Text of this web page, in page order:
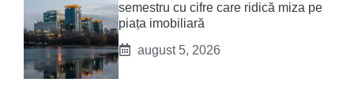
semestru cu cifre care ridică miza pe
piața imobiliară
august 5, 2026